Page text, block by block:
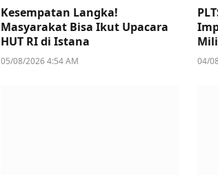
Kesempatan Langka!
Masyarakat Bisa Ikut Upacara
HUT RI di Istana
05/08/2026 4:54 AM 04/